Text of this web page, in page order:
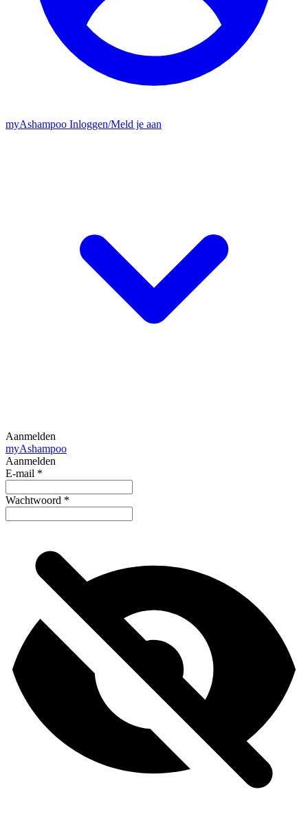
myAshampoo Inloggen/Meld je aan
Aanmelden
myAshampoo
Aanmelden
E-mail *
Wachtwoord *